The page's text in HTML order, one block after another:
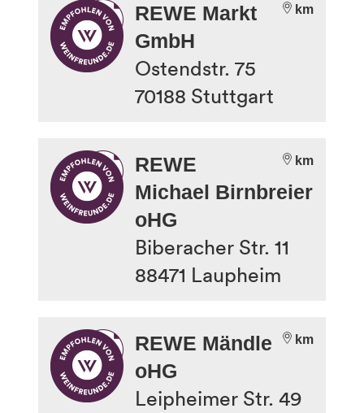
km
REWE Markt
GmbH
Ostendstr. 75
70188 Stuttgart
km
REWE
Michael Birnbreier
oHG
Biberacher Str. 11
88471 Laupheim
km
REWE Mändle
oHG
Leipheimer Str. 49